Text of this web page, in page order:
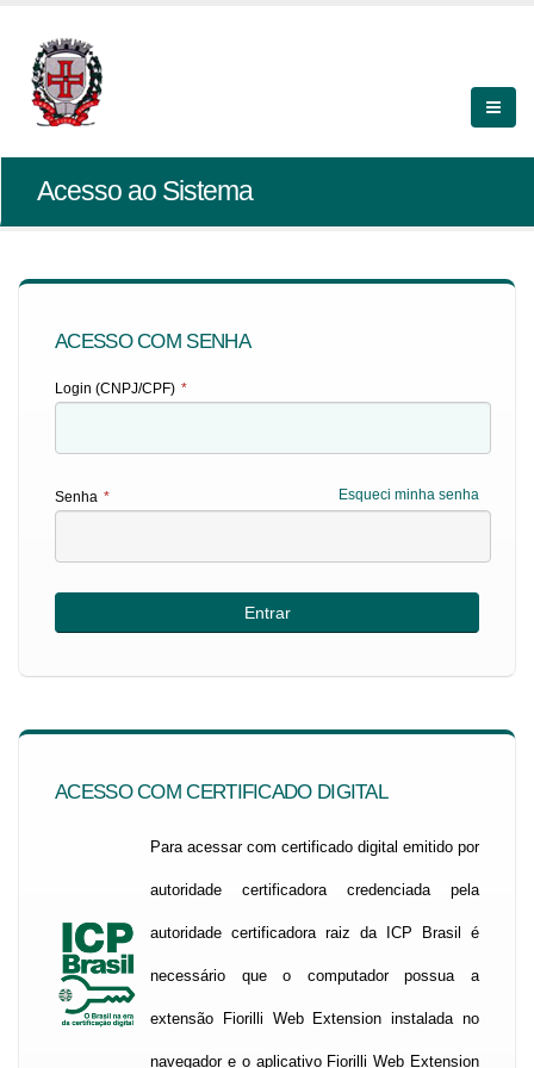
Acesso ao Sistema
ACESSO COM SENHA
Login (CNPJ/CPF) *
Esqueci minha senha
Senha *
ACESSO COM CERTIFICADO DIGITAL
Para acessar com certificado digital emitido por
autoridade certificadora credenciada pela
autoridade certificadora raiz da ICP Brasil é
necessário que o computador possua a
extensão Fiorilli Web Extension instalada no
navegador e o aplicativo Fiorilli Web Extension